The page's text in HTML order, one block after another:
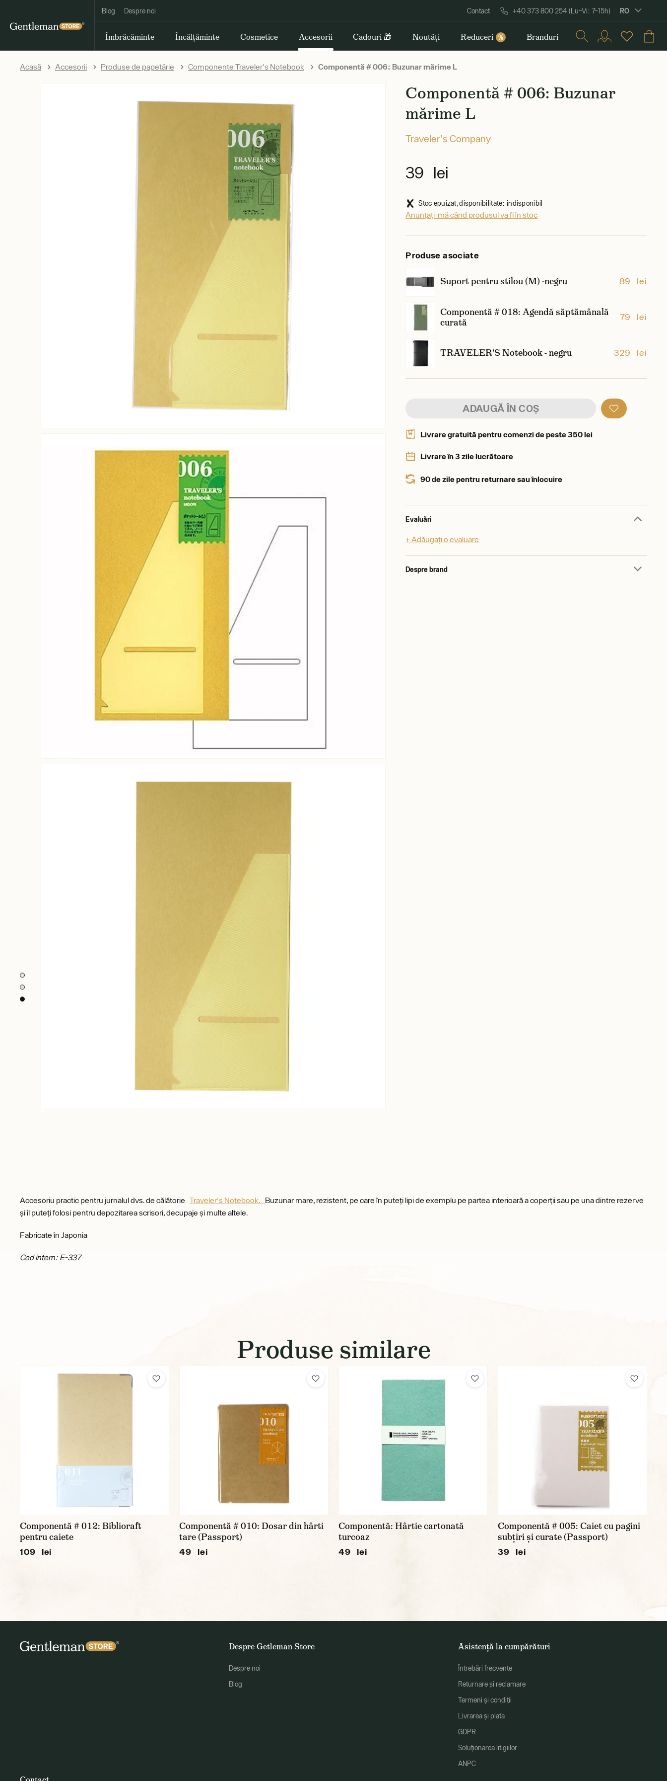
Blog Despre noi Contact +40 373 800 254 (Lu–Vi: 7–15h) RO
Îmbrăcăminte Încălțăminte Cosmetice Accesorii Cadouri 🎁 Noutăți Reduceri % Branduri
Acasă Accesorii Produse de papetărie Componente Traveler's Notebook Componentă # 006: Buzunar mărime L
Componentă # 006: Buzunar
mărime L
Traveler's Company
39 lei
Stoc epuizat, disponibilitate: indisponibil
Anunțați-mă când produsul va fi în stoc
Produse asociate
Suport pentru stilou (M) -negru 89 lei
Componentă # 018: Agendă săptămânală
curată
79 lei
TRAVELER'S Notebook - negru 329 lei
ADAUGĂ ÎN COȘ
Livrare gratuită pentru comenzi de peste 350 lei
Livrare în 3 zile lucrătoare
90 de zile pentru returnare sau înlocuire
Evaluări
+ Adăugați o evaluare
Despre brand
Accesoriu practic pentru jurnalul dvs. de călătorie Traveler's Notebook. Buzunar mare, rezistent, pe care în puteți lipi de exemplu pe partea interioară a coperții sau pe una dintre rezerve
și îl puteți folosi pentru depozitarea scrisori, decupaje și multe altele.
Fabricate în Japonia
Cod intern: E-337
Produse similare
Componentă # 012: Biblioraft
pentru caiete
109 lei
Componentă # 010: Dosar din hârti
tare (Passport)
49 lei
Componentă: Hârtie cartonată
turcoaz
49 lei
Componentă # 005: Caiet cu pagini
subțiri și curate (Passport)
39 lei
Despre Getleman Store
Despre noi
Blog
Asistență la cumpărături
Întrebări frecvente
Returnare și reclamare
Termeni și condiții
Livrarea și plata
GDPR
Soluționarea litigiilor
ANPC